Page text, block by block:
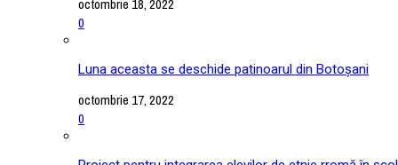
0
Luna aceasta se deschide patinoarul din Botoșani
octombrie 17, 2022
0